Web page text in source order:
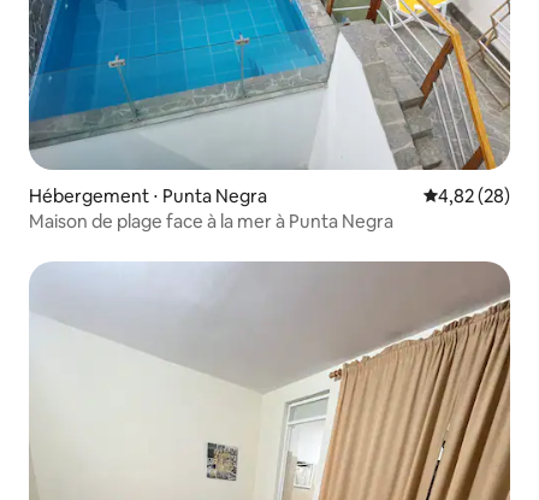
Hébergement ⋅ Punta Negra Évaluation
4,82 (28)
Maison de plage face à la mer à Punta Negra